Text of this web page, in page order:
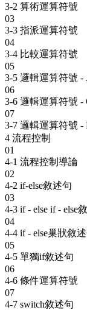
3-2 算術運算符號
03
3-3 指派運算符號
04
3-4 比較運算符號
05
3-5 邏輯運算符號 -
06
3-6 邏輯運算符號 -
07
3-7 邏輯運算符號 -
4 流程控制
01
4-1 流程控制導論
02
4-2 if-else敘述句
03
4-3 if - else if - else
04
4-4 if - else巢狀敘
05
4-5 單獨if敘述句
06
4-6 條件運算符號
07
4-7 switch敘述句